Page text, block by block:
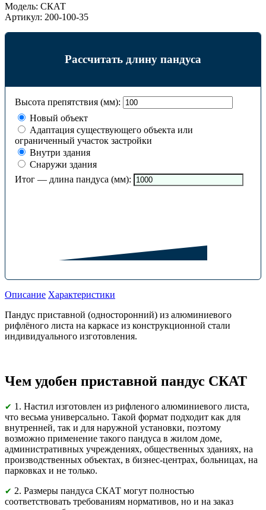
Модель: СКАТ
Артикул: 200-100-35
Рассчитать длину пандуса
Высота препятствия (мм):
Новый объект
Адаптация существующего объекта или
ограниченный участок застройки
Внутри здания
Снаружи здания
Итог — длина пандуса (мм):
Описание Характеристики
Пандус приставной (односторонний) из алюминиевого
рифлёного листа на каркасе из конструкционной стали
индивидуального изготовления.
Чем удобен приставной пандус СКАТ
✔ 1. Настил изготовлен из рифленого алюминиевого листа,
что весьма универсально. Такой формат подходит как для
внутренней, так и для наружной установки, поэтому
возможно применение такого пандуса в жилом доме,
административных учреждениях, общественных зданиях, на
производственных объектах, в бизнес-центрах, больницах, на
парковках и не только.
✔ 2. Размеры пандуса СКАТ могут полностью
соответствовать требованиям нормативов, но и на заказ